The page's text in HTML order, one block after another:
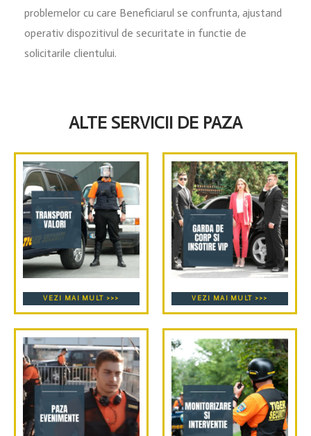
problemelor cu care Beneficiarul se confrunta, ajustand
operativ dispozitivul de securitate in functie de
solicitarile clientului.
ALTE SERVICII DE PAZA
VEZI MAI MULT >>>
VEZI MAI MULT >>>